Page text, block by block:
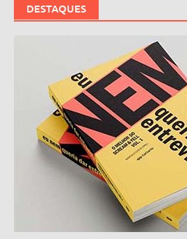
DESTAQUES